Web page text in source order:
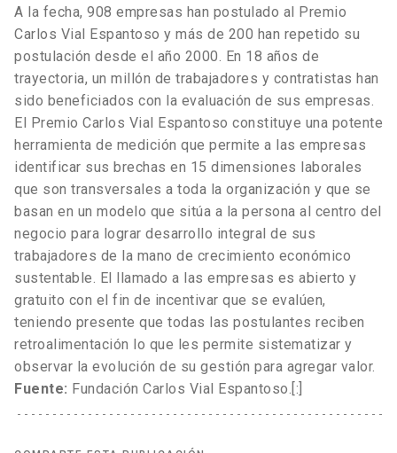
A la fecha, 908 empresas han postulado al Premio
Carlos Vial Espantoso y más de 200 han repetido su
postulación desde el año 2000. En 18 años de
trayectoria, un millón de trabajadores y contratistas han
sido beneficiados con la evaluación de sus empresas.
El Premio Carlos Vial Espantoso constituye una potente
herramienta de medición que permite a las empresas
identificar sus brechas en 15 dimensiones laborales
que son transversales a toda la organización y que se
basan en un modelo que sitúa a la persona al centro del
negocio para lograr desarrollo integral de sus
trabajadores de la mano de crecimiento económico
sustentable. El llamado a las empresas es abierto y
gratuito con el fin de incentivar que se evalúen,
teniendo presente que todas las postulantes reciben
retroalimentación lo que les permite sistematizar y
observar la evolución de su gestión para agregar valor.
Fuente: Fundación Carlos Vial Espantoso.[:]